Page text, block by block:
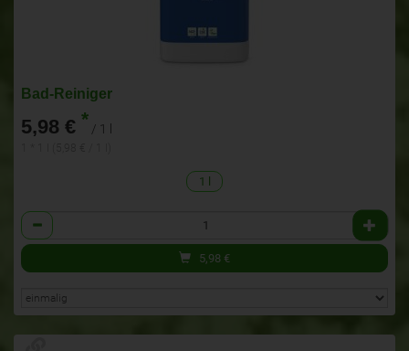
Bad-Reiniger
5,98 € * / 1 l
1 l
Anzahl
5,98 €